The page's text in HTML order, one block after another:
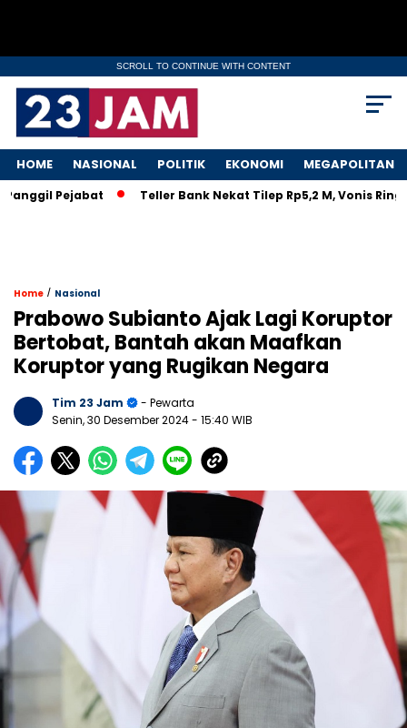
SCROLL TO CONTINUE WITH CONTENT
HOME NASIONAL POLITIK EKONOMI MEGAPOLITAN
Pejabat Teller Bank Nekat Tilep Rp5,2 M, Vonis Ringan
Home / Nasional
Prabowo Subianto Ajak Lagi Koruptor
Bertobat, Bantah akan Maafkan
Koruptor yang Rugikan Negara
Tim 23 Jam
- Pewarta
Senin, 30 Desember 2024- 15:40 WIB